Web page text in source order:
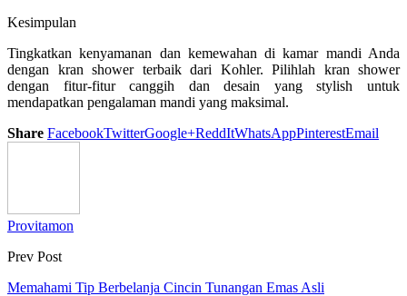
Kesimpulan
Tingkatkan kenyamanan dan kemewahan di kamar mandi Anda
dengan kran shower terbaik dari Kohler. Pilihlah kran shower
dengan fitur-fitur canggih dan desain yang stylish untuk
mendapatkan pengalaman mandi yang maksimal.
Share FacebookTwitterGoogle+ReddItWhatsAppPinterestEmail
Provitamon
Prev Post
Memahami Tip Berbelanja Cincin Tunangan Emas Asli